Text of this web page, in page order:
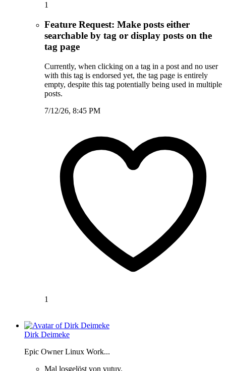
1
Feature Request: Make posts either
searchable by tag or display posts on the
tag page
Currently, when clicking on a tag in a post and no user
with this tag is endorsed yet, the tag page is entirely
empty, despite this tag potentially being used in multiple
posts.
7/12/26, 8:45 PM
1
Dirk Deimeke
Epic Owner Linux Work...
Mal losgelöst von vutuv.